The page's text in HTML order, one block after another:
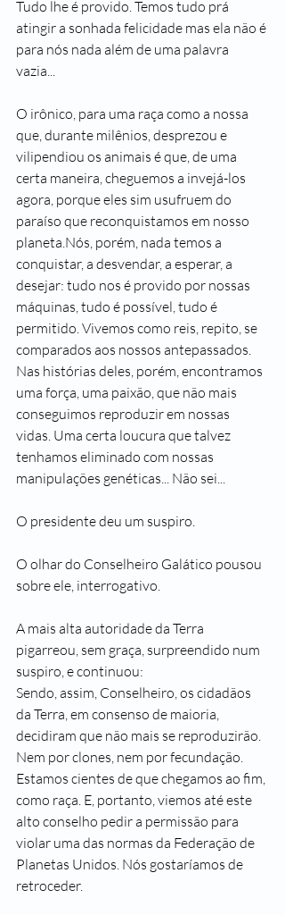
Tudo lhe é provido. Temos tudo prá
atingir a sonhada felicidade mas ela não é
para nós nada além de uma palavra
vazia...
O irônico, para uma raça como a nossa
que, durante milênios, desprezou e
vilipendiou os animais é que, de uma
certa maneira, cheguemos a invejá-los
agora, porque eles sim usufruem do
paraíso que reconquistamos em nosso
planeta.Nós, porém, nada temos a
conquistar, a desvendar, a esperar, a
desejar: tudo nos é provido por nossas
máquinas, tudo é possível, tudo é
permitido. Vivemos como reis, repito, se
comparados aos nossos antepassados.
Nas histórias deles, porém, encontramos
uma força, uma paixão, que não mais
conseguimos reproduzir em nossas
vidas. Uma certa loucura que talvez
tenhamos eliminado com nossas
manipulações genéticas... Não sei...
O presidente deu um suspiro.
O olhar do Conselheiro Galático pousou
sobre ele, interrogativo.
A mais alta autoridade da Terra
pigarreou, sem graça, surpreendido num
suspiro, e continuou:
Sendo, assim, Conselheiro, os cidadãos
da Terra, em consenso de maioria,
decidiram que não mais se reproduzirão.
Nem por clones, nem por fecundação.
Estamos cientes de que chegamos ao fim,
como raça. E, portanto, viemos até este
alto conselho pedir a permissão para
violar uma das normas da Federação de
Planetas Unidos. Nós gostaríamos de
retroceder.